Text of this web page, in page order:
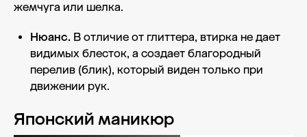
жемчуга или шелка.
Нюанс. В отличие от глиттера, втирка не дает
видимых блесток, а создает благородный
перелив (блик), который виден только при
движении рук.
Японский маникюр